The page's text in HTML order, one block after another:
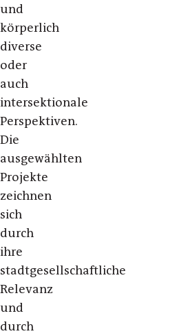
und
körperlich
diverse
oder
auch
intersektionale
Perspektiven.
Die
ausgewählten
Projekte
zeichnen
sich
durch
ihre
stadtgesellschaftliche
Relevanz
und
durch